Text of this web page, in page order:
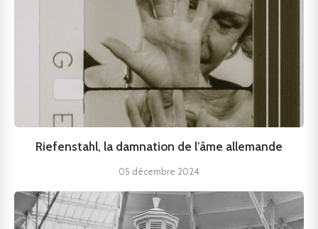
Riefenstahl, la damnation de l’âme allemande
05 décembre 2024